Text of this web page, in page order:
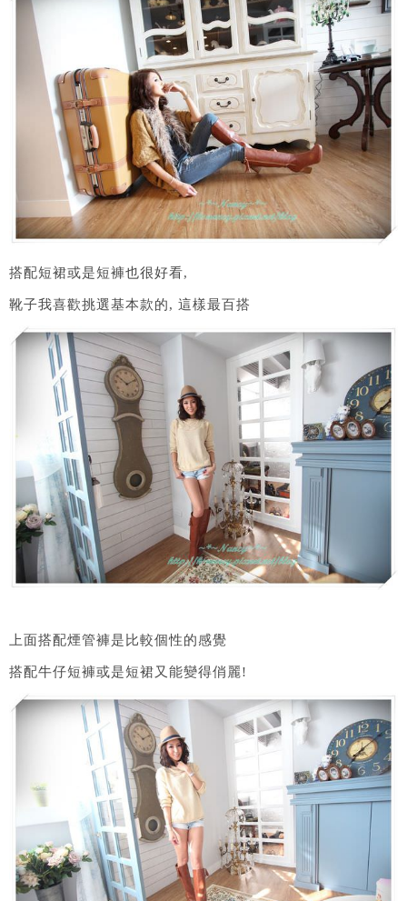
搭配短裙或是短褲也很好看,
靴子我喜歡挑選基本款的, 這樣最百搭
上面搭配煙管褲是比較個性的感覺
搭配牛仔短褲或是短裙又能變得俏麗!